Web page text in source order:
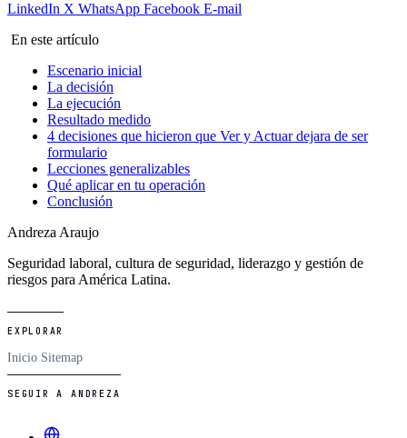
LinkedIn X WhatsApp Facebook E-mail
En este artículo
Escenario inicial
La decisión
La ejecución
Resultado medido
4 decisiones que hicieron que Ver y Actuar dejara de ser
formulario
Lecciones generalizables
Qué aplicar en tu operación
Conclusión
Andreza Araujo
Seguridad laboral, cultura de seguridad, liderazgo y gestión de
riesgos para América Latina.
EXPLORAR
Inicio Sitemap
SEGUIR A ANDREZA